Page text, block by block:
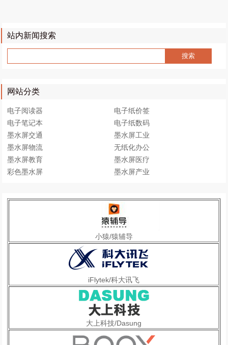
站内新闻搜索
网站分类
电子阅读器
电子纸价签
电子笔记本
电子纸数码
墨水屏交通
墨水屏工业
墨水屏物流
无纸化办公
墨水屏教育
墨水屏医疗
彩色墨水屏
墨水屏产业
小猿/猿辅导
iFlytek/科大讯飞
大上科技/Dasung